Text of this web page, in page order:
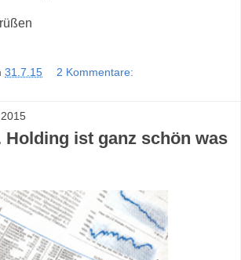
31.7.15 2 Kommentare:
Holding ist ganz schön was